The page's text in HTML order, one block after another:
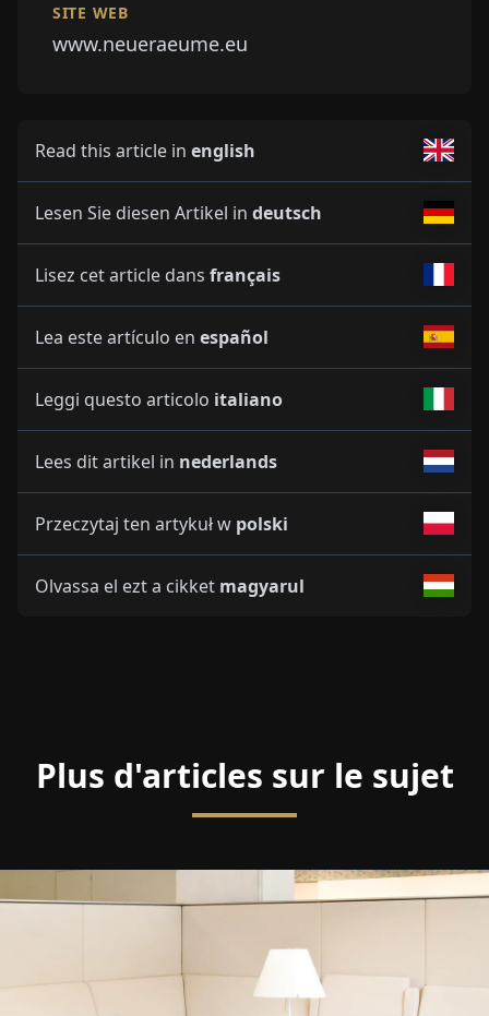
SITE WEB
www.neueraeume.eu
Read this article in english
Lesen Sie diesen Artikel in deutsch
Lisez cet article dans français
Lea este artículo en español
Leggi questo articolo italiano
Lees dit artikel in nederlands
Przeczytaj ten artykuł w polski
Olvassa el ezt a cikket magyarul
Plus d'articles sur le sujet